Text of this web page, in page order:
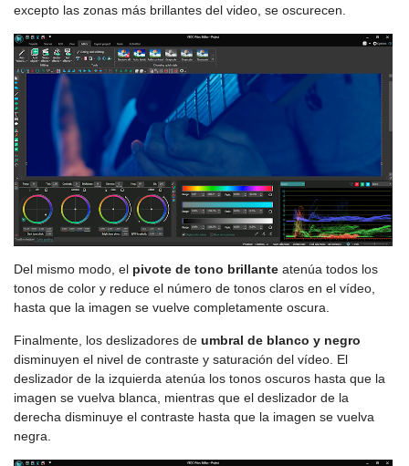
excepto las zonas más brillantes del video, se oscurecen.
Del mismo modo, el pivote de tono brillante atenúa todos los
tonos de color y reduce el número de tonos claros en el vídeo,
hasta que la imagen se vuelve completamente oscura.
Finalmente, los deslizadores de umbral de blanco y negro
disminuyen el nivel de contraste y saturación del vídeo. El
deslizador de la izquierda atenúa los tonos oscuros hasta que la
imagen se vuelva blanca, mientras que el deslizador de la
derecha disminuye el contraste hasta que la imagen se vuelva
negra.